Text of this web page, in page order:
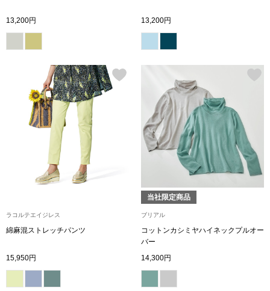
セイコー〉マウリッツハイス美術館公認フェ
マフラー／ス
スカーフ／ス
手袋
ベルト
サングラス／
13,200円 13,200円
ラコルテエイジレス
綿麻混ストレッチパンツ
15,950円
当社限定商品
ブリアル
コットンカシミヤハイネックプルオー
バー
14,300円